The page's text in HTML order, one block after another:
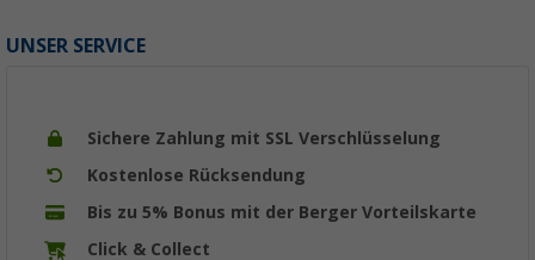
UNSER SERVICE
Sichere Zahlung mit SSL Verschlüsselung
Kostenlose Rücksendung
Bis zu 5% Bonus mit der Berger Vorteilskarte
Click & Collect